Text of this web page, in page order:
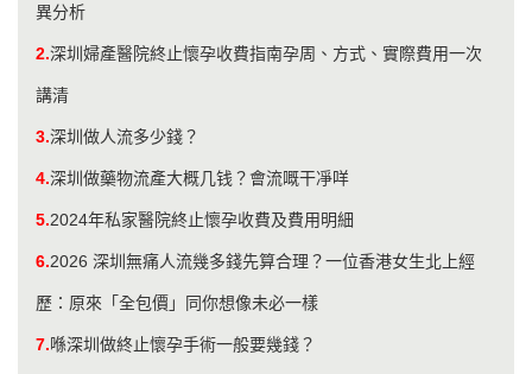
異分析
2.深圳婦產醫院終止懷孕收費指南孕周、方式、實際費用一次
講清
3.深圳做人流多少錢？
4.深圳做藥物流產大概几钱？會流嘅干凈咩
5.2024年私家醫院終止懷孕收費及費用明細
6.2026 深圳無痛人流幾多錢先算合理？一位香港女生北上經
歷：原來「全包價」同你想像未必一樣
7.喺深圳做終止懷孕手術一般要幾錢？